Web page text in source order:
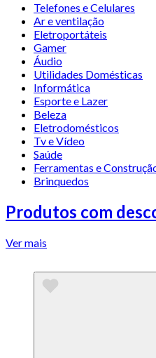
Telefones e Celulares
Ar e ventilação
Eletroportáteis
Gamer
Áudio
Utilidades Domésticas
Informática
Esporte e Lazer
Beleza
Eletrodomésticos
Tv e Vídeo
Saúde
Ferramentas e
Brinquedos
Produtos com
Ver mais